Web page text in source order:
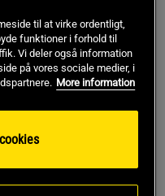
koden SPAR150
bliv medlem.
Gælder til og med den 5/8
komfort og
til at virke ordentligt,
funktioner i forhold til
Vi deler også information
på vores sociale medier, i
More information